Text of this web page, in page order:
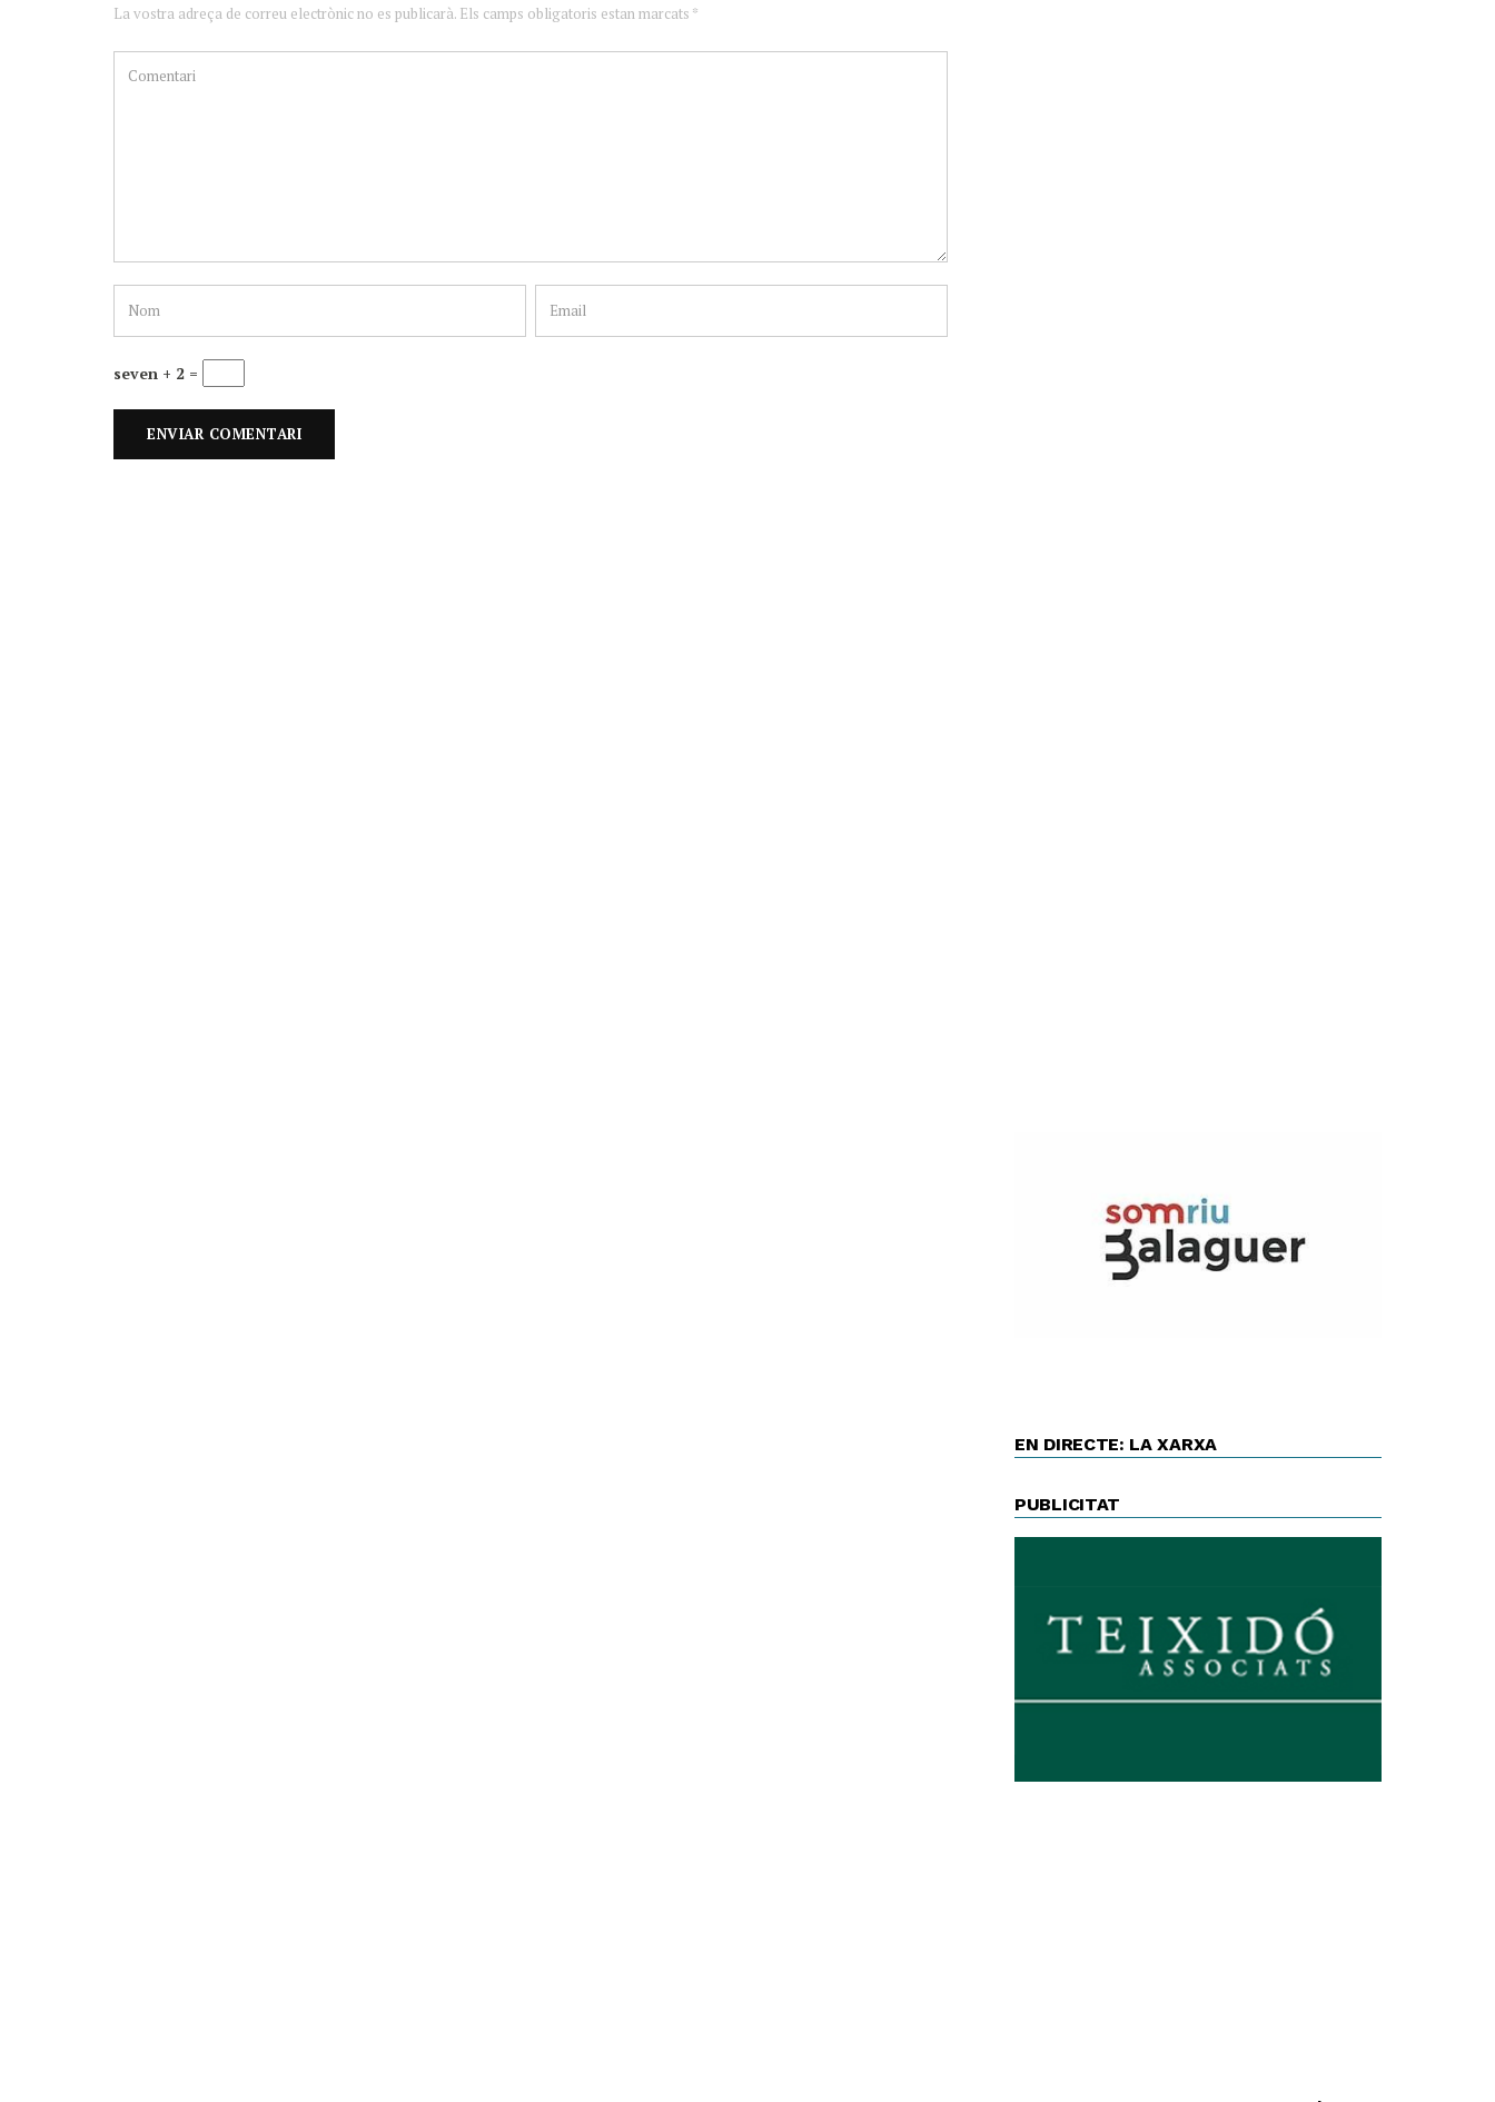
La vostra adreça de correu electrònic no es publicarà. Els camps obligatoris estan marcats *
seven + 2 =
EN DIRECTE: LA XARXA
PUBLICITAT